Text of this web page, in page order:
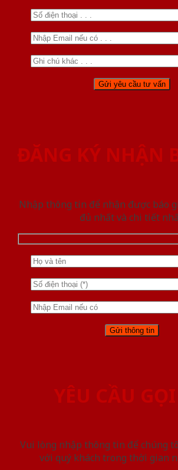
ĐĂNG KÝ NHẬN
Nhập thông tin để nhận được báo
đủ nhất và chi tiết
YÊU CẦU
Vui lòng nhập thông tin để chúng
với quý khách trong thời gian